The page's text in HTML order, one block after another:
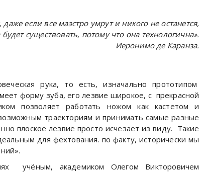
если все маэстро умрут и никого не останется,
будет существовать, потому что она технологична».
Иеронимо де Каранза.
рука, то есть, изначально прототипом
форму зуба, его лезвие широкое, с прекрасной
позволяет работать ножом как кастетом и
траекториям и принимать самые разные
плоское лезвие просто исчезает из виду. Такие
для фехтования. по факту, исторически мы
учёным, академиком Олегом Викторовичем